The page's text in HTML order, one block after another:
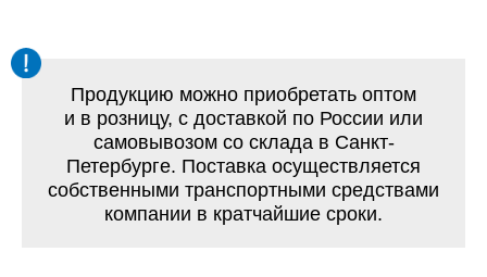
Продукцию можно приобретать оптом
и в розницу, с доставкой по России или
самовывозом со склада в Санкт-
Петербурге. Поставка осуществляется
собственными транспортными средствами
компании в кратчайшие сроки.